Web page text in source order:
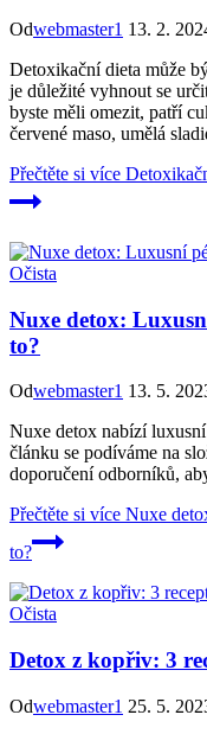
Odwebmaster1 13. 2.
Detoxikační dieta může
je důležité vyhnout se
byste měli omezit, patří
červené maso, umělá
Přečtěte si více
Očista
Nuxe detox:
to?
Odwebmaster1 13. 5.
Nuxe detox nabízí
článku se podíváme na
doporučení odborníků,
Přečtěte si více Nuxe
to?
Očista
Detox z kopřiv: 3
Odwebmaster1 25. 5.